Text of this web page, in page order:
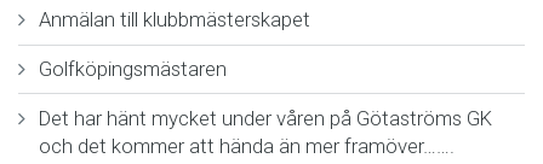
Anmälan till klubbmästerskapet
Golfköpingsmästaren
Det har hänt mycket under våren på Götaströms GK
och det kommer att hända än mer framöver…….